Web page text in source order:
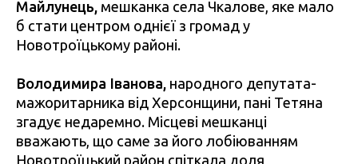
Майлунець, мешканка села Чкалове, яке мало
б стати центром однієї з громад у
Новотроїцькому районі.
Володимира Іванова, народного депутата-
мажоритарника від Херсонщини, пані Тетяна
згадує недаремно. Місцеві мешканці
вважають, що саме за його лобіюванням
Новотроїцький район спіткала доля